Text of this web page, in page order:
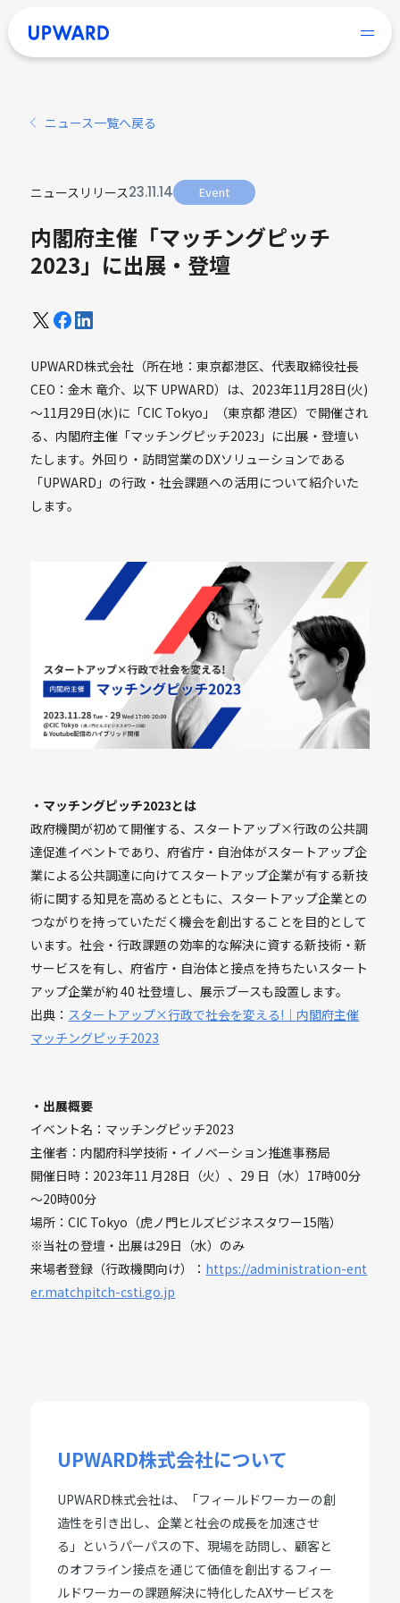
ニュース一覧へ戻る
ニュースリリース23.11.14 Event
内閣府主催「マッチングピッチ
2023」に出展・登壇
UPWARD株式会社（所在地：東京都港区、代表取締役社長
CEO：金木 竜介、以下 UPWARD）は、2023年11月28日(火)
～11月29日(水)に「CIC Tokyo」（東京都 港区）で開催され
る、内閣府主催「マッチングピッチ2023」に出展・登壇い
たします。外回り・訪問営業のDXソリューションである
「UPWARD」の行政・社会課題への活用について紹介いた
します。
・マッチングピッチ2023とは
政府機関が初めて開催する、スタートアップ×行政の公共調
達促進イベントであり、府省庁・自治体がスタートアップ企
業による公共調達に向けてスタートアップ企業が有する新技
術に関する知見を高めるとともに、スタートアップ企業との
つながりを持っていただく機会を創出することを目的として
います。社会・行政課題の効率的な解決に資する新技術・新
サービスを有し、府省庁・自治体と接点を持ちたいスタート
アップ企業が約 40 社登壇し、展示ブースも設置します。
出典： スタートアップ×行政で社会を変える!｜内閣府主催
マッチングピッチ2023
・出展概要
イベント名：マッチングピッチ2023
主催者：内閣府科学技術・イノベーション推進事務局
開催日時：2023年11 月28日（火）、29 日（水）17時00分
～20時00分
場所：CIC Tokyo（虎ノ門ヒルズビジネスタワー15階）
※当社の登壇・出展は29日（水）のみ
来場者登録（行政機関向け）： https://administration-ent
er.matchpitch-csti.go.jp
UPWARD株式会社について
UPWARD株式会社は、「フィールドワーカーの創
造性を引き出し、企業と社会の成長を加速させ
る」というパーパスの下、現場を訪問し、顧客と
のオフライン接点を通じて価値を創出するフィー
ルドワーカーの課題解決に特化したAXサービスを